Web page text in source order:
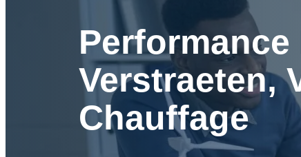
Verstraeten,
Chauffage